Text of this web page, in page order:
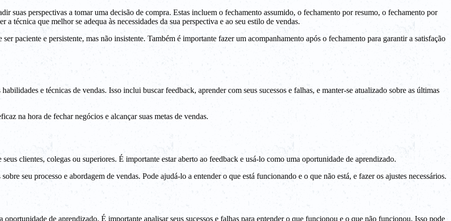
suas perspectivas a tomar uma decisão de compra. Estas incluem o fechamento assumido, o fechamento por resumo, o fechamento por
técnica que melhor se adequa às necessidades da sua perspectiva e ao seu estilo de vendas.
paciente e persistente, mas não insistente. Também é importante fazer um acompanhamento após o fechamento para garantir a satisfação
e técnicas de vendas. Isso inclui buscar feedback, aprender com seus sucessos e falhas, e manter-se atualizado sobre as últimas
na hora de fechar negócios e alcançar suas metas de vendas.
clientes, colegas ou superiores. É importante estar aberto ao feedback e usá-lo como uma oportunidade de aprendizado.
seu processo e abordagem de vendas. Pode ajudá-lo a entender o que está funcionando e o que não está, e fazer os ajustes necessários.
de aprendizado. É importante analisar seus sucessos e falhas para entender o que funcionou e o que não funcionou. Isso pode